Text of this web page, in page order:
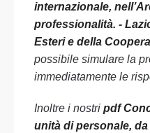
internazionale,
professionalità. -
Esteri e della
possibile simulare la
immediatamente le
Inoltre i nostri pdf
unità di personale,